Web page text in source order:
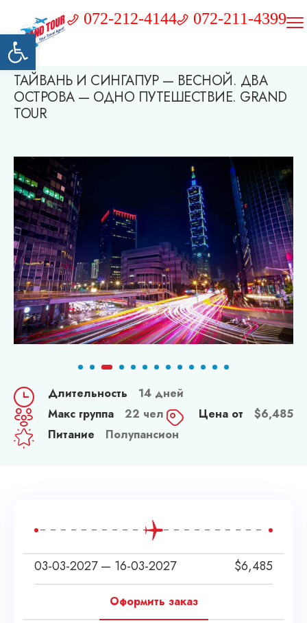
Открыть панель инструментов
072-212-4144 072-211-4399
ТАЙВАНЬ И СИНГАПУР — ВЕСНОЙ. ДВА
ОСТРОВА — ОДНО ПУТЕШЕСТВИЕ. GRAND
TOUR
Длительность
14 дней
Макс группа
22 чел Цена от $6,485
Питание
Полупансион
$6,485
03-03-2027 — 16-03-2027
Оформить заказ